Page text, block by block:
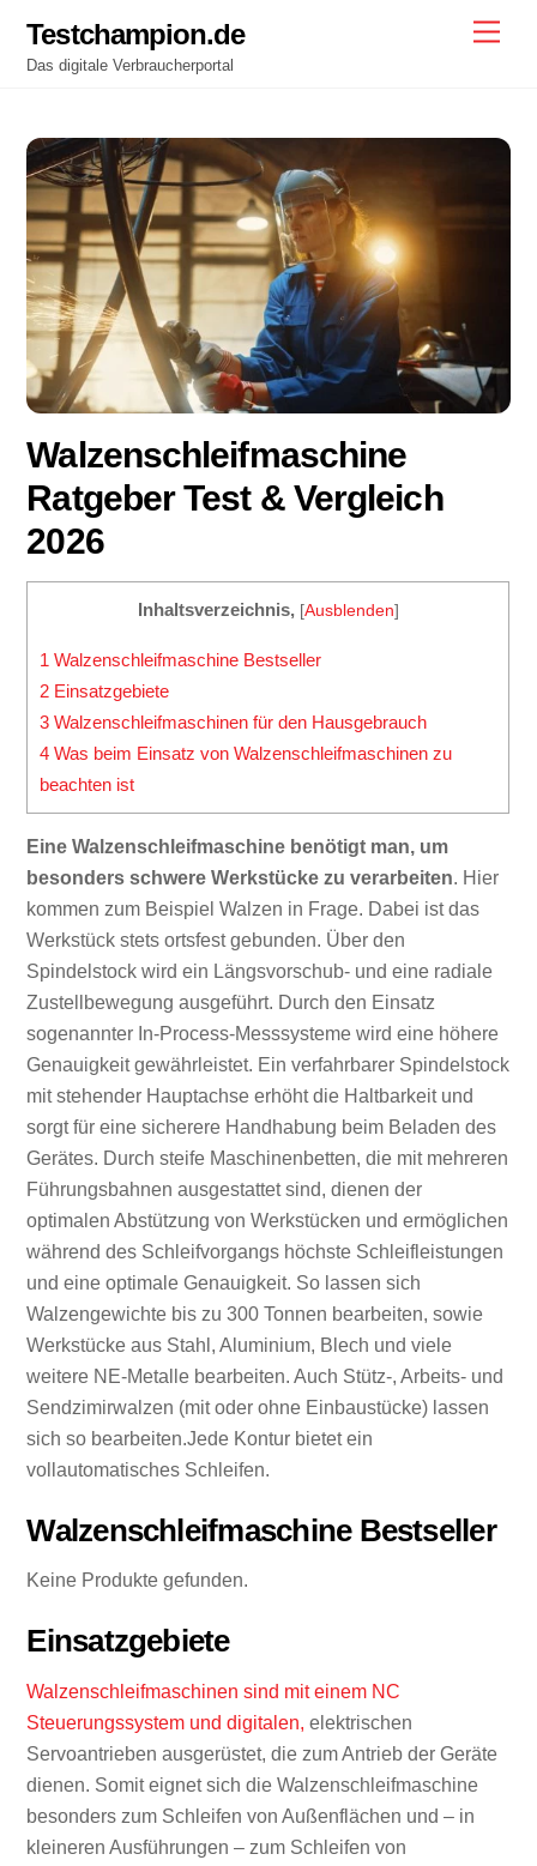
content
Testchampion.de
Das digitale Verbraucherportal
Walzenschleifmaschine
Ratgeber Test & Vergleich
2026
Inhaltsverzeichnis, [Ausblenden]
1 Walzenschleifmaschine Bestseller
2 Einsatzgebiete
3 Walzenschleifmaschinen für den Hausgebrauch
4 Was beim Einsatz von Walzenschleifmaschinen zu
beachten ist
Eine Walzenschleifmaschine benötigt man, um
besonders schwere Werkstücke zu verarbeiten. Hier
kommen zum Beispiel Walzen in Frage. Dabei ist das
Werkstück stets ortsfest gebunden. Über den
Spindelstock wird ein Längsvorschub- und eine radiale
Zustellbewegung ausgeführt. Durch den Einsatz
sogenannter In-Process-Messsysteme wird eine höhere
Genauigkeit gewährleistet. Ein verfahrbarer Spindelstock
mit stehender Hauptachse erhöht die Haltbarkeit und
sorgt für eine sicherere Handhabung beim Beladen des
Gerätes. Durch steife Maschinenbetten, die mit mehreren
Führungsbahnen ausgestattet sind, dienen der
optimalen Abstützung von Werkstücken und ermöglichen
während des Schleifvorgangs höchste Schleifleistungen
und eine optimale Genauigkeit. So lassen sich
Walzengewichte bis zu 300 Tonnen bearbeiten, sowie
Werkstücke aus Stahl, Aluminium, Blech und viele
weitere NE-Metalle bearbeiten. Auch Stütz-, Arbeits- und
Sendzimirwalzen (mit oder ohne Einbaustücke) lassen
sich so bearbeiten.Jede Kontur bietet ein
vollautomatisches Schleifen.
Walzenschleifmaschine Bestseller
Keine Produkte gefunden.
Einsatzgebiete
Walzenschleifmaschinen sind mit einem NC
Steuerungssystem und digitalen, elektrischen
Servoantrieben ausgerüstet, die zum Antrieb der Geräte
dienen. Somit eignet sich die Walzenschleifmaschine
besonders zum Schleifen von Außenflächen und – in
kleineren Ausführungen – zum Schleifen von